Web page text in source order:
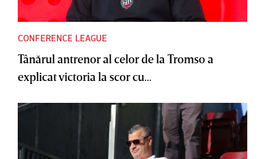
CONFERENCE LEAGUE
Tânărul antrenor al celor de la Tromso a
explicat victoria la scor cu...